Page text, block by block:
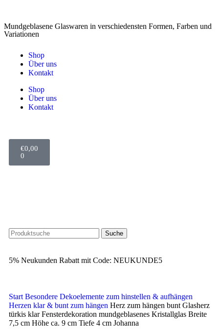
Mundgeblasene Glaswaren in verschiedensten Formen, Farben und
Variationen
Shop
Über uns
Kontakt
Shop
Über uns
Kontakt
€0,00
0
Suche
5% Neukunden Rabatt mit Code: NEUKUNDE5
Start Besondere Dekoelemente zum hinstellen & aufhängen
Herzen klar & bunt zum hängen Herz zum hängen bunt Glasherz
türkis klar Fensterdekoration mundgeblasenes Kristallglas Breite
7,5 cm Höhe ca. 9 cm Tiefe 4 cm Johanna